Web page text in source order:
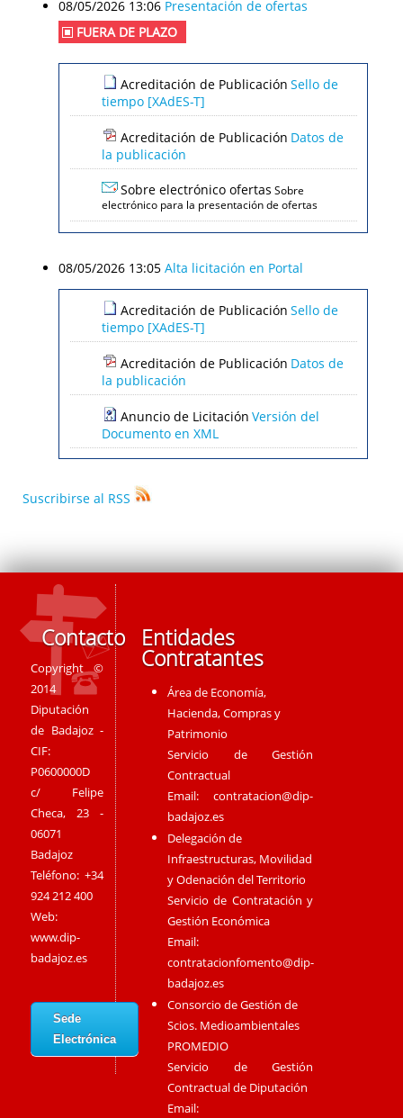
08/05/2026 13:06 Presentación de ofertas
FUERA DE PLAZO
Acreditación de Publicación Sello de
tiempo [XAdES-T]
Acreditación de Publicación Datos de
la publicación
Sobre electrónico ofertas Sobre
electrónico para la presentación de ofertas
08/05/2026 13:05 Alta licitación en Portal
Acreditación de Publicación Sello de
tiempo [XAdES-T]
Acreditación de Publicación Datos de
la publicación
Anuncio de Licitación Versión del
Documento en XML
Suscribirse al RSS
Contacto
Copyright ©
2014
Diputación
de Badajoz -
CIF:
P0600000D
c/ Felipe
Checa, 23 -
06071
Badajoz
Teléfono: +34
924 212 400
Web:
www.dip-
badajoz.es
Sede
Electrónica
Entidades
Contratantes
Área de Economía,
Hacienda, Compras y
Patrimonio
Servicio de Gestión
Contractual
Email:contratacion@dip-
badajoz.es
Delegación de
Infraestructuras, Movilidad
y Odenación del Territorio
Servicio de Contratación y
Gestión Económica
Email:
contratacionfomento@dip-
badajoz.es
Consorcio de Gestión de
Scios. Medioambientales
PROMEDIO
Servicio de Gestión
Contractual de Diputación
Email: